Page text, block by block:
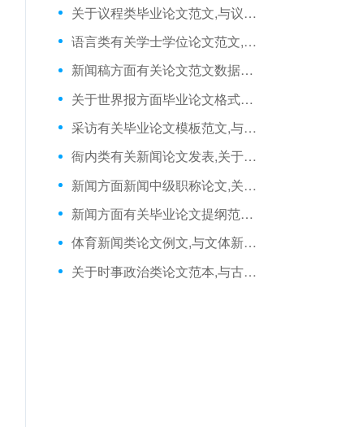
关于议程类毕业论文范文,与议程设置观照下的新闻策划相关新闻传播本科论文
语言类有关学士学位论文范文,与电视新闻要充分体现体态语言的魅力相关新闻毕业论文
新闻稿方面有关论文范文数据库,与品牌提炼新闻点的五大实战技巧相关硕士毕业论文
关于世界报方面毕业论文格式范文,与普利策:不知疲倦的新闻巨人相关论文范文
采访有关毕业论文模板范文,与略新闻记者的采访策略相关毕业论文的格式
衙内类有关新闻论文发表,关于新闻榜2003年第24期相关论文范例
新闻方面新闻中级职称论文,关于新闻的写作技巧相关本科论文开题报告
新闻方面有关毕业论文提纲范文,与新闻报道五议相关论文范文例文
体育新闻类论文例文,与文体新闻的版面设计相关毕业论文参考文献格式
关于时事政治类论文范本,与古代新闻如何传播相关新闻毕业论文